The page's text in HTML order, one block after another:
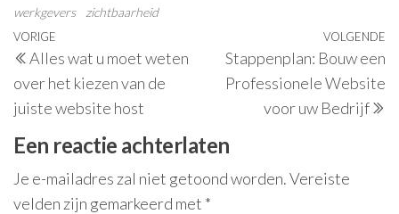
werkgevers
zichtbaarheid
Berichtnavigatie
Vorig
bericht
VORIGE
Alles wat u moet weten
over het kiezen van de
juiste website host
VOLGENDE
Stappenplan: Bouw een
Professionele Website
voor uw Bedrijf
Een reactie achterlaten
Je e-mailadres zal niet getoond worden.Vereiste
velden zijn gemarkeerd met *